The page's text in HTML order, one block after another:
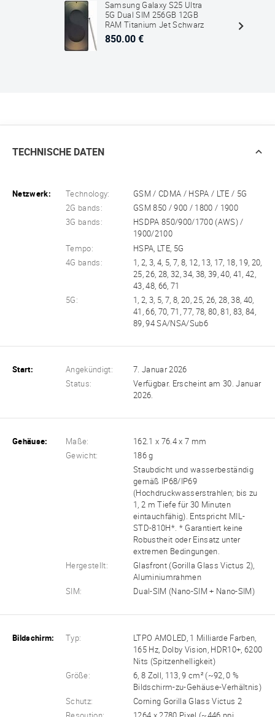
Samsung Galaxy S25 Ultra
5G Dual SIM 256GB 12GB
RAM Titanium Jet Schwarz
850.00 €
TECHNISCHE DATEN
Netzwerk: Technology:
GSM / CDMA / HSPA / LTE / 5G
2G bands:
GSM 850 / 900 / 1800 / 1900
3G bands:
HSDPA 850/900/1700 (AWS) /
1900/2100
Tempo:
HSPA, LTE, 5G
4G bands:
1, 2, 3, 4, 5, 7, 8, 12, 13, 17, 18, 19, 20,
25, 26, 28, 32, 34, 38, 39, 40, 41, 42,
43, 48, 66, 71
5G:
1, 2, 3, 5, 7, 8, 20, 25, 26, 28, 38, 40,
41, 66, 70, 71, 77, 78, 80, 81, 83, 84,
89, 94 SA/NSA/Sub6
Start: Angekündigt:
7. Januar 2026
Status:
Verfügbar. Erscheint am 30. Januar
2026.
Gehäuse: Maße:
162.1 x 76.4 x 7 mm
Gewicht:
186 g
Staubdicht und wasserbeständig
gemäß IP68/IP69
(Hochdruckwasserstrahlen; bis zu
1, 2 m Tiefe für 30 Minuten
eintauchfähig). Entspricht MIL-
STD-810H*. * Garantiert keine
Robustheit oder Einsatz unter
extremen Bedingungen.
Hergestellt:
Glasfront (Gorilla Glass Victus 2),
Aluminiumrahmen
SIM:
Dual-SIM (Nano-SIM + Nano-SIM)
Bildschirm: Typ:
LTPO AMOLED, 1 Milliarde Farben,
165 Hz, Dolby Vision, HDR10+, 6200
Nits (Spitzenhelligkeit)
Größe:
6, 8 Zoll, 113, 9 cm² (~92, 0 %
Bildschirm-zu-Gehäuse-Verhältnis)
Schutz:
Corning Gorilla Glass Victus 2